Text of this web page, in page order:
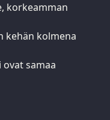
korkeamman
kehän kolmena
samaa